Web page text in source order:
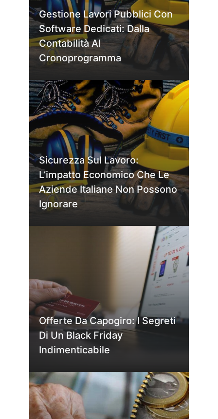
Gestione Lavori Pubblici Con
Software Dedicati: Dalla
Contabilità Al
Cronoprogramma
Sicurezza Sul Lavoro:
L’impatto Economico Che Le
Aziende Italiane Non Possono
Ignorare
Offerte Da Capogiro: I Segreti
Di Un Black Friday
Indimenticabile